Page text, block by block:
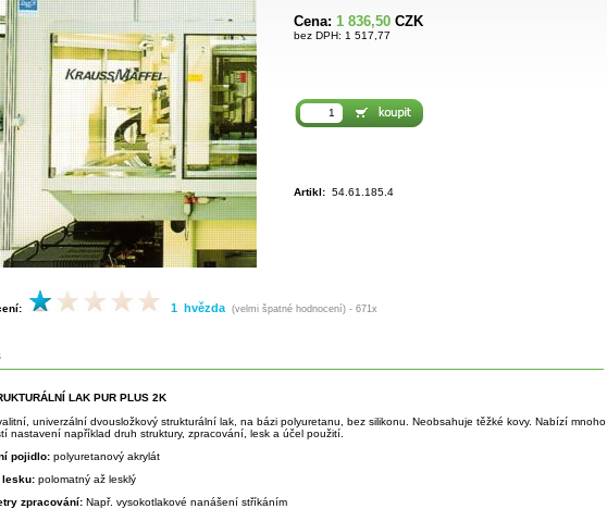
Cena: 1 836,50 CZK
bez DPH: 1 517,77
Artikl: 54.61.185.4
1 hvězda (velmi špatné hodnocení) - 671x
LAK PUR PLUS 2K
univerzální dvousložkový strukturální lak, na bázi polyuretanu, bez silikonu. Neobsahuje těžké kovy. Nabízí mnoho
nastavení například druh struktury, zpracování, lesk a účel použití.
pojidlo: polyuretanový akrylát
lesku: polomatný až lesklý
zpracování: Např. vysokotlakové nanášení stříkáním